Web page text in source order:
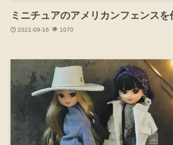
ミニチュアのアメリカンフェンスを
2021-09-16 1070